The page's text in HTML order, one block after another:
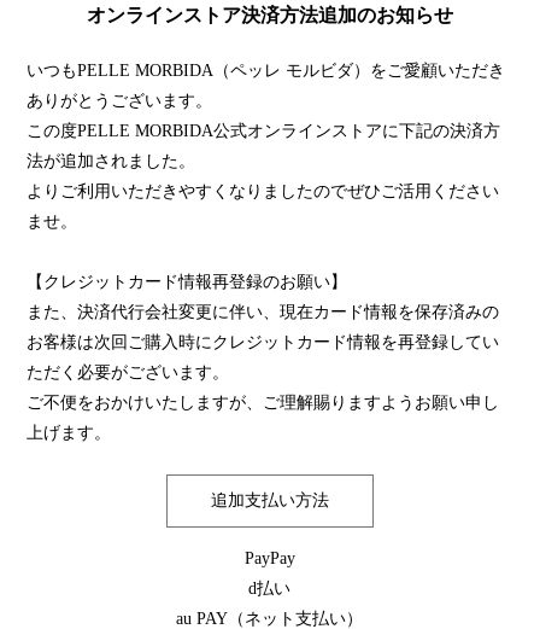
オンラインストア決済方法追加のお知らせ
いつもPELLE MORBIDA（ペッレ モルビダ）をご愛顧いただき
ありがとうございます。
この度PELLE MORBIDA公式オンラインストアに下記の決済方
法が追加されました。
よりご利用いただきやすくなりましたのでぜひご活用ください
ませ。
【クレジットカード情報再登録のお願い】
また、決済代行会社変更に伴い、現在カード情報を保存済みの
お客様は次回ご購入時にクレジットカード情報を再登録してい
ただく必要がございます。
ご不便をおかけいたしますが、ご理解賜りますようお願い申し
上げます。
追加支払い方法
PayPay
d払い
au PAY（ネット支払い）